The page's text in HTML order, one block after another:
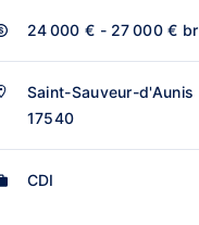
24 000 € - 27 000 €
Saint-Sauveur-d'Aunis
17540
CDI